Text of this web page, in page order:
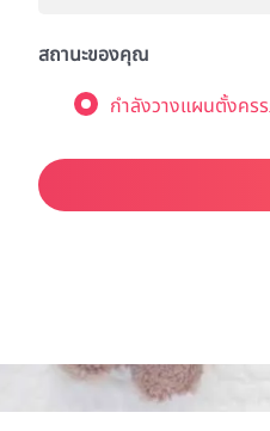
สถานะของคุณ
กำลังวางแผนตั้งคร